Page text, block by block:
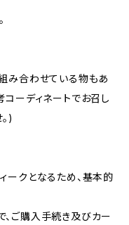
み合わせている物もあ
コーディネートでお召し
)
ークとなるため、基本的
ご購入手続き及びカー